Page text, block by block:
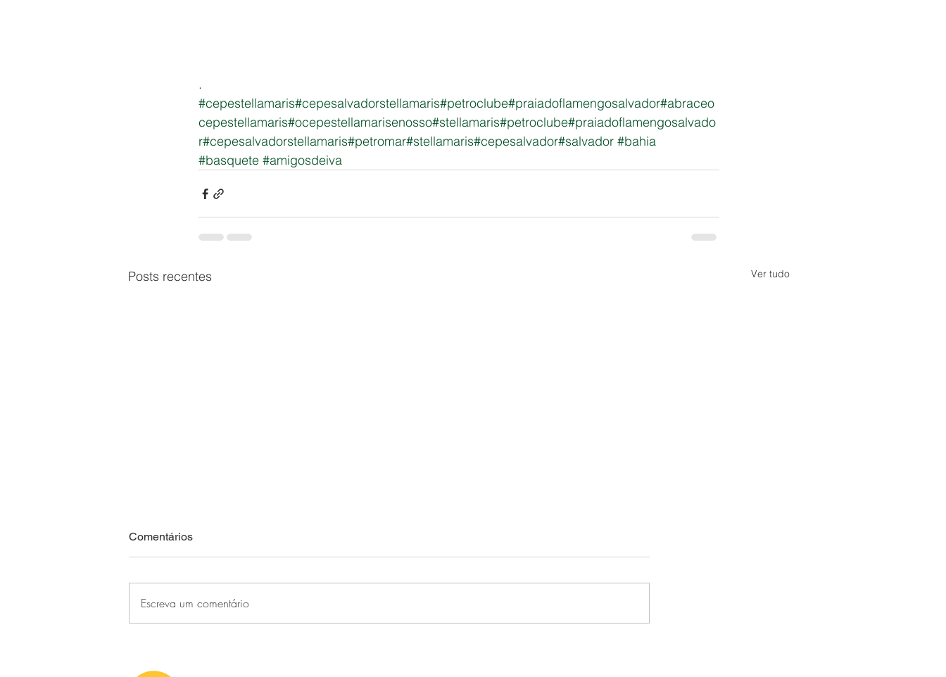
.
#cepestellamaris#cepesalvadorstellamaris#petroclube#praiadoflamengosalvador#abraceo
cepestellamaris#ocepestellamarisenosso#stellamaris#petroclube#praiadoflamengosalvado
r#cepesalvadorstellamaris#petromar#stellamaris#cepesalvador#salvador #bahia
#basquete #amigosdeiva
Posts recentes Ver tudo
realizado em um clube no
Comentários
Escreva um comentário